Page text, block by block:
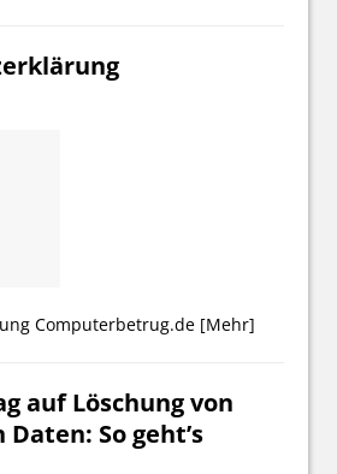
Computerbetrug.de [Mehr]
auf Löschung von
So geht’s